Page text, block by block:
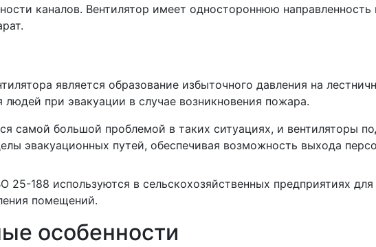
каналов. Вентилятор имеет одностороннюю
является образование избыточного давления на
людей при эвакуации в случае возникновения пожара.
самой большой проблемой в таких ситуациях, и вентиляторы
эвакуационных путей, обеспечивая возможность выхода
25-188 используются в сельскохозяйственных предприятиях
помещений.
особенности